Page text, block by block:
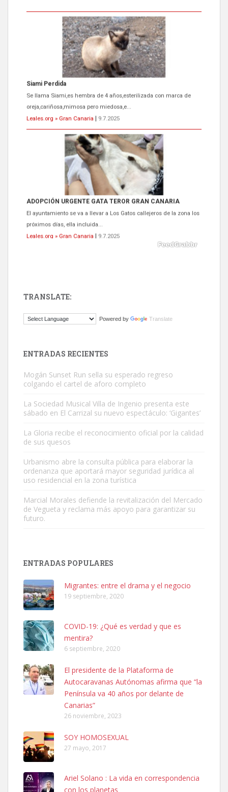
Siami Perdida
Se llama Siami,es hembra de 4 años,esterilizada con marca de
oreja,cariñosa,mimosa pero miedosa,e...
Leales.org » Gran Canaria | 9.7.2025
ADOPCIÓN URGENTE GATA TEROR GRAN CANARIA
El ayuntamiento se va a llevar a Los Gatos callejeros de la zona los
próximos días, ella incluida...
Leales.org » Gran Canaria | 9.7.2025
Este gato macho ha aparecido en la calle hace menos de un mes,
Busco adopción responsable para mi perra. Pastor alemán,
Leales.org » Gran Canaria | 6.7.2025
Leales.org » Gran Canaria
Ninfa perdida
El día 5 se los perdió una ninfa papillera, asustada tiene miedo a la
calle, se perdió por la zon...
Leales.org » Gran Canaria
6.7.2025
Adopcion
TRANSLATE:
Powered by Translate
ENTRADAS RECIENTES
Mogán Sunset Run sella su esperado regreso
colgando el cartel de aforo completo
La Sociedad Musical Villa de Ingenio presenta este
sábado en El Carrizal su nuevo espectáculo: ‘Gigantes’
La Gloria recibe el reconocimiento oficial por la calidad
de sus quesos
Urbanismo abre la consulta pública para elaborar la
ordenanza que aportará mayor seguridad jurídica al
uso residencial en la zona turística
Marcial Morales defiende la revitalización del Mercado
de Vegueta y reclama más apoyo para garantizar su
futuro.
ENTRADAS POPULARES
Migrantes: entre el drama y el negocio
19 septiembre, 2020
COVID-19: ¿Qué es verdad y que es
mentira?
6 septiembre, 2020
El presidente de la Plataforma de
Autocaravanas Autónomas afirma que “la
Península va 40 años por delante de
Canarias”
26 noviembre, 2023
SOY HOMOSEXUAL
27 mayo, 2017
Ariel Solano : La vida en correspondencia
con los planetas